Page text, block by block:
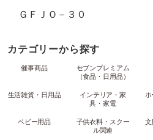
ＧＦＪＯ－３０
カテゴリーから探す
催事商品
セブンプレミアム
（食品・日用品）
生活雑貨・日用品
インテリア・家
具・家電
ホ
ベビー用品
子供衣料・スクー
ル関連
文